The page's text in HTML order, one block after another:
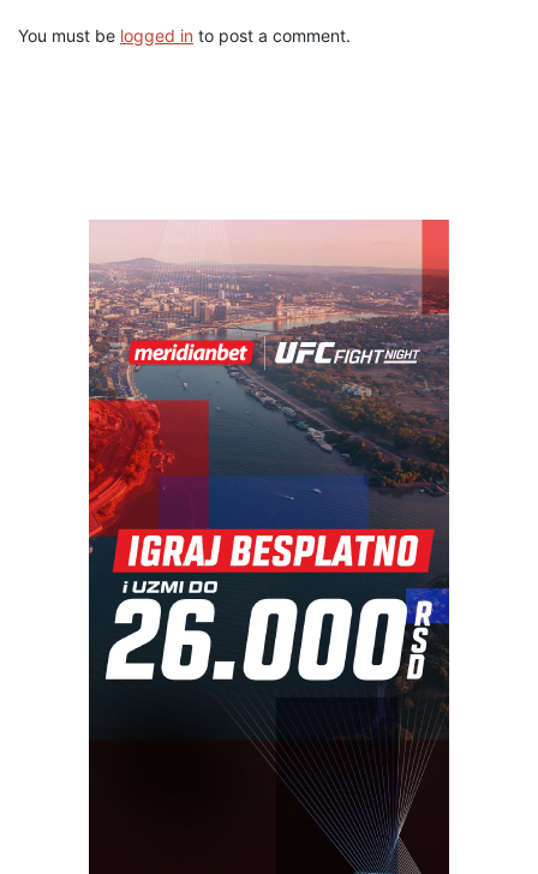
You must be logged in to post a comment.